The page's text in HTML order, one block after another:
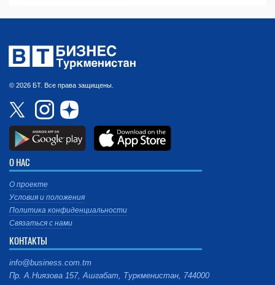
© 2026 БТ. Все права защищены.
О НАС
О проекте
Условия и положения
Политика конфиденциальности
Связаться с нами
КОНТАКТЫ
info@business.com.tm
Пр. А.Ниязова 157, Ашгабат, Туркменистан, 744000